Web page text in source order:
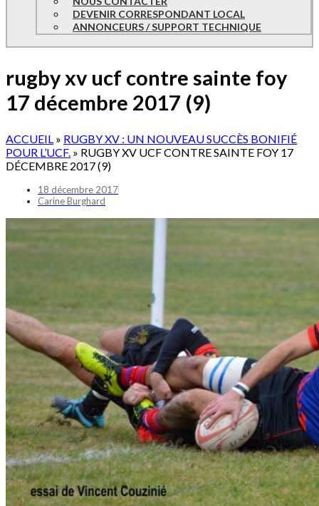
DEVENIR CORRESPONDANT LOCAL
ANNONCEURS / SUPPORT TECHNIQUE
rugby xv ucf contre sainte foy
17 décembre 2017 (9)
ACCUEIL » RUGBY XV : UN NOUVEAU SUCCÈS BONIFIÉ
POUR L’UCF. » RUGBY XV UCF CONTRE SAINTE FOY 17
DÉCEMBRE 2017 (9)
18 décembre 2017
Carine Burghard